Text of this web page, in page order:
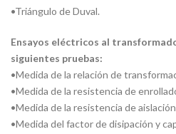
•Triángulo de Duval.
Ensayos eléctricos al
siguientes pruebas:
•Medida de la relación de
•Medida de la resistencia de
•Medida de la resistencia de
•Medida del factor de disipación y